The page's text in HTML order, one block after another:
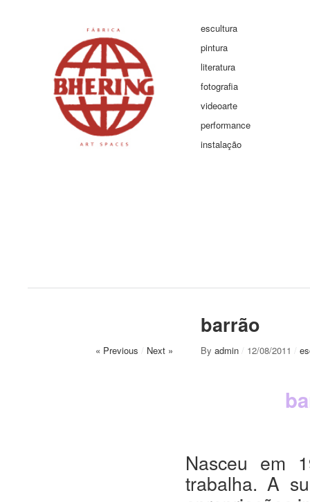
escultura
pintura
literatura
fotografia
videoarte
performance
instalação
barrão
« Previous / Next » By admin / 12/08/2011 /
Nasceu em
trabalha. A